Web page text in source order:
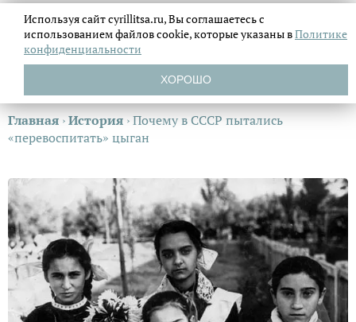
Главная ›История ›Почему в СССР пытались
«перевоспитать» цыган
Используя сайт cyrillitsa.ru, Вы соглашаетесь с
использованием файловcookie, которые указаны вПолитике
конфиденциальности
ХОРОШО